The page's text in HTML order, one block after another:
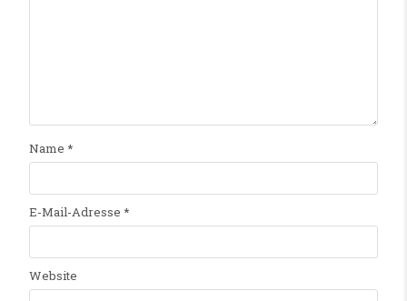
Name *
E-Mail-Adresse *
Website